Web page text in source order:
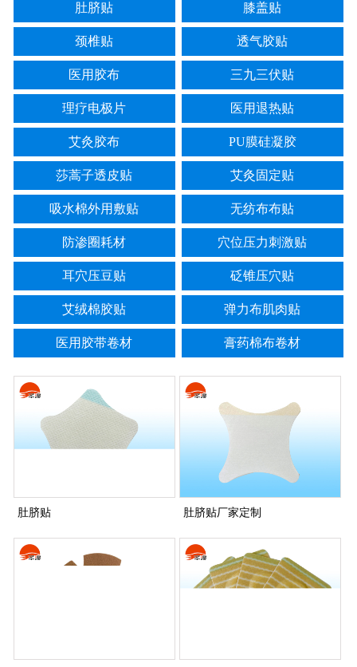
肚脐贴 膝盖贴
颈椎贴 透气胶贴
医用胶布 三九三伏贴
理疗电极片 医用退热贴
艾灸胶布 PU膜硅凝胶
莎蒿子透皮贴 艾灸固定贴
吸水棉外用敷贴 无纺布布贴
防渗圈耗材 穴位压力刺激贴
耳穴压豆贴 砭锥压穴贴
艾绒棉胶贴 弹力布肌肉贴
医用胶带卷材 膏药棉布卷材
肚脐贴 肚脐贴厂家定制